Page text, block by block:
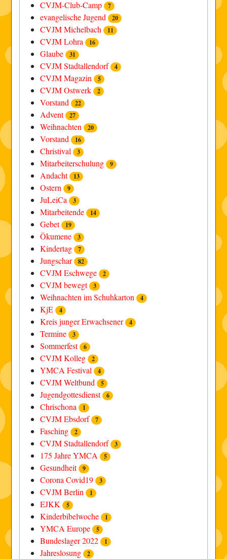
CVJM-Club-Camp 7
evangelische Jugend 20
CVJM Michelbach 11
CVJM Lohra 16
Glaube 31
CVJM Stadtallendorf 4
CVJM Magazin 5
CVJM Ostwerk 2
Vorstand 22
Advent 27
Weihnachten 20
Vorstand 16
Christival 3
Mitarbeiterschulung 9
Andacht 13
Ostern 9
JuLeiCa 3
Mitarbeitende 14
Gebet 19
Ökumene 3
Kindertag 7
Jungschar 82
CVJM Eschwege 2
CVJM bewegt 3
Weihnachten im Schuhkarton 4
KjE 4
Kreis junger Erwachsener 4
Termine 3
Sommerfest 6
CVJM Kolleg 2
YMCA Festival 4
CVJM Weltbund 5
Jugendgottesdienst 6
Chrischona 1
CVJM Ebsdorf 7
Fasching 2
CVJM Stadtallendorf 3
175 Jahre YMCA 5
Gesundheit 9
Corona Covid19 3
CVJM Berlin 1
EJKK 5
Kinderbibelwoche 1
YMCA Europe 5
Bundeslager 2022 1
Jahreslosung 2